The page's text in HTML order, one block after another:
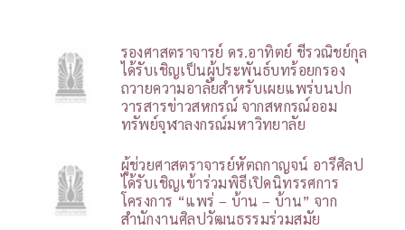
รองศาสตราจารย์ ดร.อาทิตย์ ชีรวณิชย์กุล
ได้รับเชิญเป็นผู้ประพันธ์บทร้อยกรอง
ถวายความอาลัยสำหรับเผยแพร่บนปก
วารสารข่าวสหกรณ์ จากสหกรณ์ออม
ทรัพย์จุฬาลงกรณ์มหาวิทยาลัย
ผู้ช่วยศาสตราจารย์หัตถกาญจน์ อารีศิลป
ได้รับเชิญเข้าร่วมพิธีเปิดนิทรรศการ
โครงการ “แพร่ – บ้าน – บ้าน” จาก
สำนักงานศิลปวัฒนธรรมร่วมสมัย